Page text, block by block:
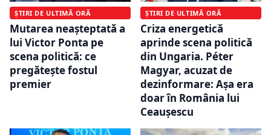
ȘTIRI DE ULTIMĂ ORĂ
Mutarea neașteptată a
lui Victor Ponta pe
scena politică: ce
pregătește fostul
premier
ȘTIRI DE ULTIMĂ ORĂ
Criza energetică
aprinde scena politică
din Ungaria. Péter
Magyar, acuzat de
dezinformare: Așa era
doar în România lui
Ceaușescu